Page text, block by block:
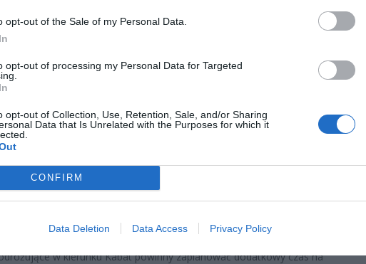
opt-out of the Sale of my Personal Data.
opt-out of processing my Personal Data for Targeted
opt-out of Collection, Use, Retention, Sale, and/or Sharing
Data that Is Unrelated with the Purposes for which it
CONFIRM
Data Deletion Data Access Privacy Policy
RÓWNIEŻ:
3600 zł miesięcznie zamiast 800+. Nowa propozycja dla
2026 19:29
wypłata przy emeryturze od 2200 do 2700 zł
2026 19:14
ZASTĘPCZY ZM1 ZAMIAST METRA
linia zastępcza ZM1
. Pojazdy będą kursowałyAleją Komisji
w kierunku Kabat powinny zaplanować dodatkowy czas na